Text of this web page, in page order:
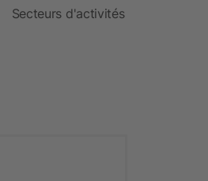
Secteurs d'activités